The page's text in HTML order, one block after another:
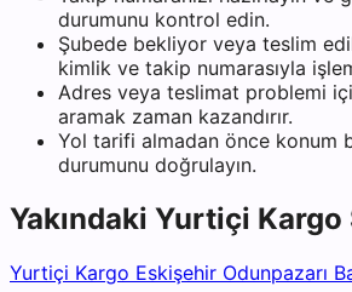
durumunu kontrol edin.
Şubede bekliyor veya teslim
kimlik ve takip numarasıyla
Adres veya teslimat problemi
aramak zaman kazandırır.
Yol tarifi almadan önce konum
durumunu doğrulayın.
Yakındaki Yurtiçi Kargo
Yurtiçi Kargo Eskişehir Odunpazarı